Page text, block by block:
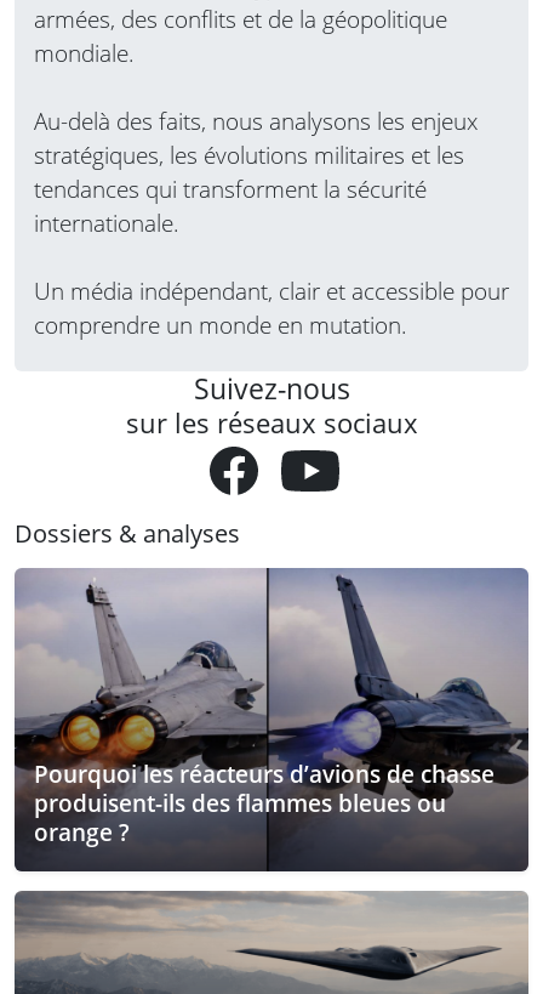
armées, des conflits et de la géopolitique
mondiale.
Au-delà des faits, nous analysons les enjeux
stratégiques, les évolutions militaires et les
tendances qui transforment la sécurité
internationale.
Un média indépendant, clair et accessible pour
comprendre un monde en mutation.
Suivez-nous
sur les réseaux sociaux
Dossiers & analyses
Pourquoi les réacteurs d’avions de chasse
produisent-ils des flammes bleues ou
orange ?